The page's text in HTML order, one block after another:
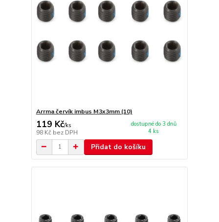
Arrma červík imbus M3x3mm (10)
119 Kč/ks
98 Kč bez DPH
dostupné do 3 dnů
4 ks
Přidat do košíku